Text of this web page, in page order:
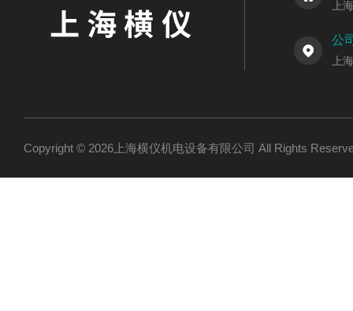
上
公
上
Copyright © 2026上海横仪机电设备有限公司 All Rights